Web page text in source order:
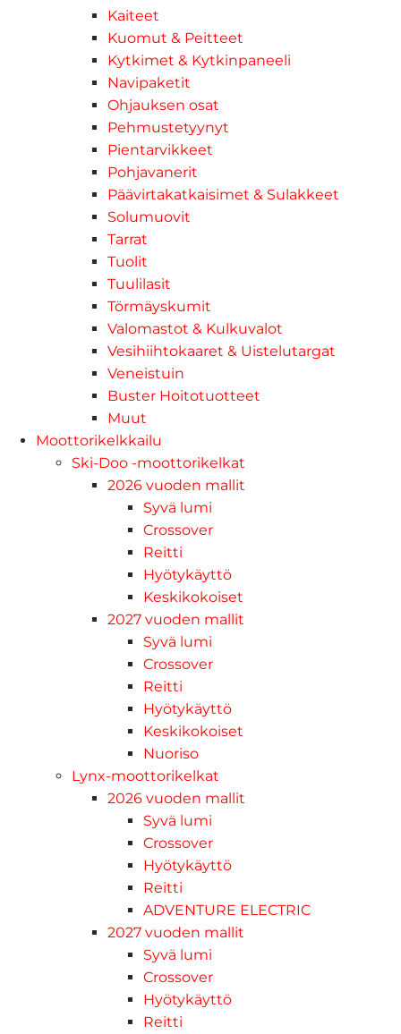
Kaiteet
Kuomut & Peitteet
Kytkimet & Kytkinpaneeli
Navipaketit
Ohjauksen osat
Pehmustetyynyt
Pientarvikkeet
Pohjavanerit
Päävirtakatkaisimet & Sulakkeet
Solumuovit
Tarrat
Tuolit
Tuulilasit
Törmäyskumit
Valomastot & Kulkuvalot
Vesihiihtokaaret & Uistelutargat
Veneistuin
Buster Hoitotuotteet
Muut
Moottorikelkkailu
Ski-Doo -moottorikelkat
2026 vuoden mallit
Syvä lumi
Crossover
Reitti
Hyötykäyttö
Keskikokoiset
2027 vuoden mallit
Syvä lumi
Crossover
Reitti
Hyötykäyttö
Keskikokoiset
Nuoriso
Lynx-moottorikelkat
2026 vuoden mallit
Syvä lumi
Crossover
Hyötykäyttö
Reitti
ADVENTURE ELECTRIC
2027 vuoden mallit
Syvä lumi
Crossover
Hyötykäyttö
Reitti